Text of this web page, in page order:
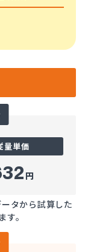
量単価
円
タから試算した
す。